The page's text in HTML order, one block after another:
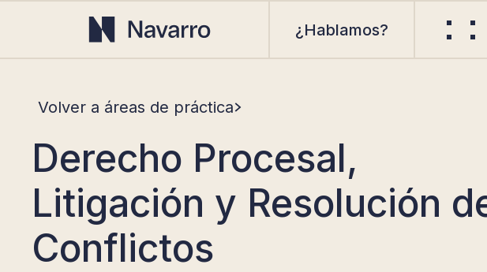
¿Hablamos?
Volver a áreas de práctica
Derecho Procesal,
Litigación y Resolución
Conflictos